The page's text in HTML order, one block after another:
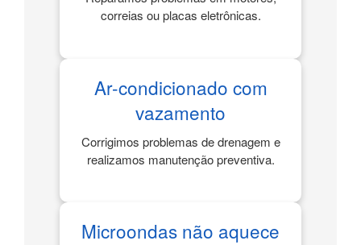
correias ou placas eletrônicas.
Ar-condicionado com
vazamento
Corrigimos problemas de drenagem e
realizamos manutenção preventiva.
Microondas não aquece